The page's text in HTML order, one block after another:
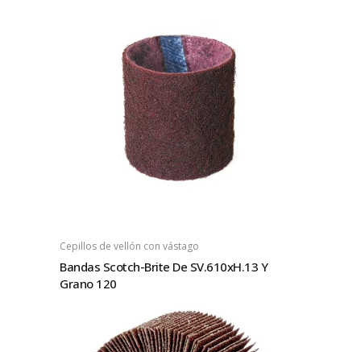
Cepillos de vellón con vástago
Bandas Scotch-Brite De SV.610xH.13 Y
Grano 120